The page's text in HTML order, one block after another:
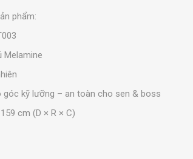
phẩm:
Melamine
góc kỹ lưỡng – an toàn cho sen & boss
cm (D × R × C)